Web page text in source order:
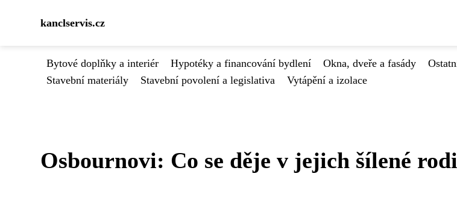
kanclservis.cz
Bytové doplňky a interiér Hypotéky a financování bydlení Okna, dveře a fasády
Stavební materiály
Stavební povolení a legislativa Vytápění a izolace
Osbournovi: Co se děje v jejich šílené